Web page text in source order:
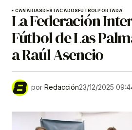
CANARIAS DESTACADOS FÚTBOLPORTADA
La Federación
Fútbol de Las
a Raúl Asencio
por Redacción23/12/2025